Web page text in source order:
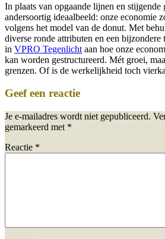
In plaats van opgaande lijnen en stijgende
andersoortig ideaalbeeld: onze economie
volgens het model van de donut. Met
diverse ronde attributen en een
in VPRO Tegenlicht aan hoe onze
kan worden gestructureerd. Mét groei,
grenzen. Of is de werkelijkheid toch
Geef een reactie
Je e-mailadres wordt niet gepubliceerd.
gemarkeerd met *
Reactie *